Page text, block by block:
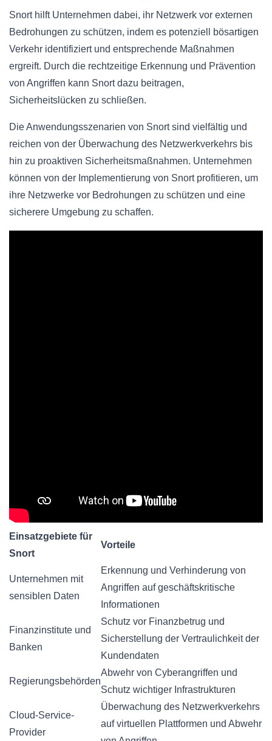
Snort hilft Unternehmen dabei, ihr Netzwerk vor externen
Bedrohungen zu schützen, indem es potenziell bösartigen
Verkehr identifiziert und entsprechende Maßnahmen
ergreift. Durch die rechtzeitige Erkennung und Prävention
von Angriffen kann Snort dazu beitragen,
Sicherheitslücken zu schließen.
Die Anwendungsszenarien von Snort sind vielfältig und
reichen von der Überwachung des Netzwerkverkehrs bis
hin zu proaktiven Sicherheitsmaßnahmen. Unternehmen
können von der Implementierung von Snort profitieren, um
ihre Netzwerke vor Bedrohungen zu schützen und eine
sicherere Umgebung zu schaffen.
Einsatzgebiete für
Snort
Vorteile
Unternehmen mit
sensiblen Daten
Erkennung und Verhinderung von
Angriffen auf geschäftskritische
Informationen
Finanzinstitute und
Banken
Schutz vor Finanzbetrug und
Sicherstellung der Vertraulichkeit der
Kundendaten
Regierungsbehörden
Abwehr von Cyberangriffen und
Schutz wichtiger Infrastrukturen
Cloud-Service-
Provider
Überwachung des Netzwerkverkehrs
auf virtuellen Plattformen und Abwehr